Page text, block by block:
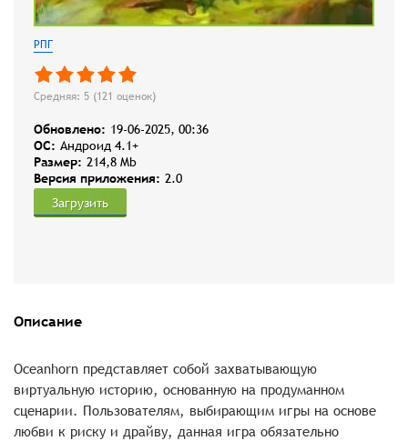
РПГ
Средняя: 5 (121 оценок)
Обновлено: 19-06-2025, 00:36
OC: Андроид 4.1+
Размер: 214,8 Mb
Версия приложения: 2.0
Загрузить
Описание
Oceanhorn представляет собой захватывающую
виртуальную историю, основанную на продуманном
сценарии. Пользователям, выбирающим игры на основе
любви к риску и драйву, данная игра обязательно